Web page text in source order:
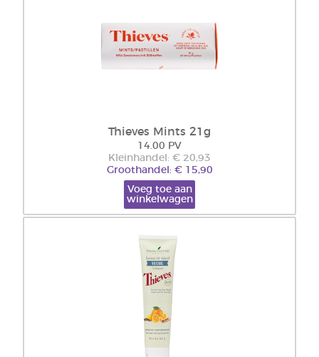
Thieves Mints 21g
14.00 PV
Kleinhandel: € 20,93
Groothandel: € 15,90
Voeg toe aan
winkelwagen